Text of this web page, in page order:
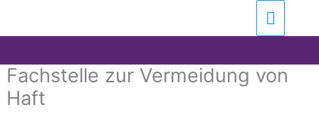
Fachstelle zur Vermeidung von
Haft